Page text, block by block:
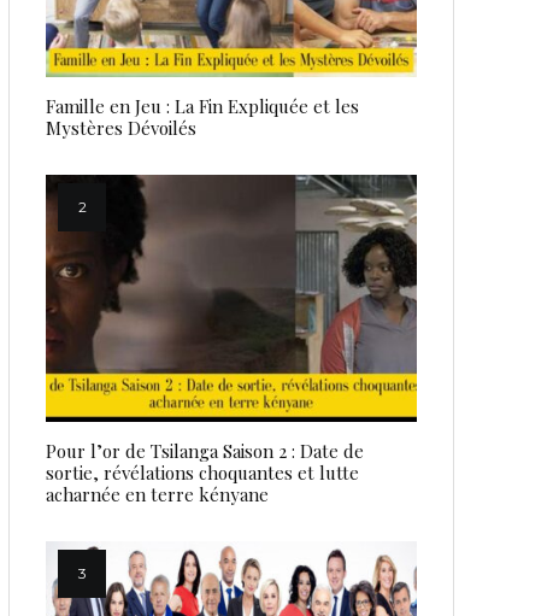
Famille en Jeu : La Fin Expliquée et les
Mystères Dévoilés
Pour l’or de Tsilanga Saison 2 : Date de
sortie, révélations choquantes et lutte
acharnée en terre kényane